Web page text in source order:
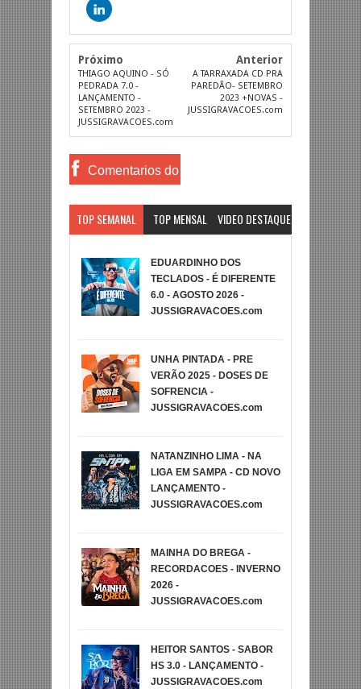
Próximo
THIAGO AQUINO - SÓ
PEDRADA 7.0 -
LANÇAMENTO -
SETEMBRO 2023 -
JUSSIGRAVACOES.com
Anterior
A TARRAXADA CD PRA
PAREDÃO- SETEMBRO
2023 +NOVAS -
JUSSIGRAVACOES.com
Comentarios do
Facebook
TOP SEMANAL TOP MENSAL VIDEO DESTAQUE
EDUARDINHO DOS
TECLADOS - É DIFERENTE
6.0 - AGOSTO 2026 -
JUSSIGRAVACOES.com
UNHA PINTADA - PRE
VERÃO 2025 - DOSES DE
SOFRENCIA -
JUSSIGRAVACOES.com
NATANZINHO LIMA - NA
LIGA EM SAMPA - CD NOVO
LANÇAMENTO -
JUSSIGRAVACOES.com
MAINHA DO BREGA -
RECORDACOES - INVERNO
2026 -
JUSSIGRAVACOES.com
HEITOR SANTOS - SABOR
HS 3.0 - LANÇAMENTO -
JUSSIGRAVACOES.com